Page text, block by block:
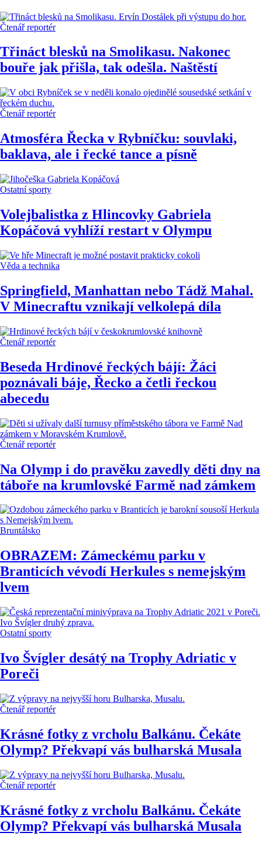
Čtenář reportér
Třináct blesků na Smolikasu. Nakonec
bouře jak přišla, tak odešla. Naštěstí
Čtenář reportér
Atmosféra Řecka v Rybníčku: souvlaki,
baklava, ale i řecké tance a písně
Ostatní sporty
Volejbalistka z Hlincovky Gabriela
Kopáčová vyhlíží restart v Olympu
Věda a technika
Springfield, Manhattan nebo Tádž Mahal.
V Minecraftu vznikají velkolepá díla
Čtenář reportér
Beseda Hrdinové řeckých bájí: Žáci
poznávali báje, Řecko a četli řeckou
abecedu
Čtenář reportér
Na Olymp i do pravěku zavedly děti dny na
táboře na krumlovské Farmě nad zámkem
Bruntálsko
OBRAZEM: Zámeckému parku v
Branticích vévodí Herkules s nemejským
lvem
Ostatní sporty
Ivo Švígler desátý na Trophy Adriatic v
Poreči
Čtenář reportér
Krásné fotky z vrcholu Balkánu. Čekáte
Olymp? Překvapí vás bulharská Musala
Čtenář reportér
Krásné fotky z vrcholu Balkánu. Čekáte
Olymp? Překvapí vás bulharská Musala